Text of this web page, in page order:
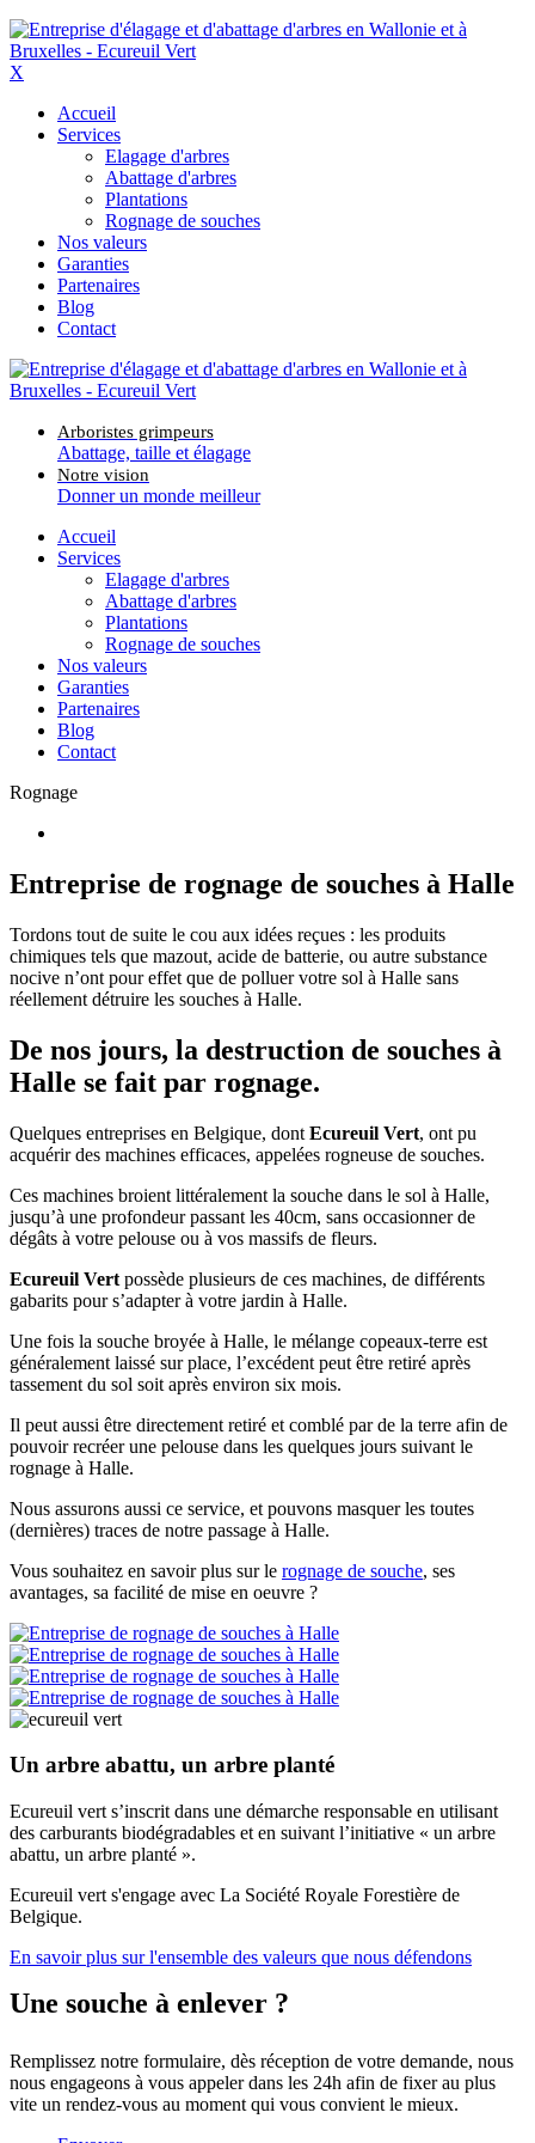
X
Accueil
Services
Elagage d'arbres
Abattage d'arbres
Plantations
Rognage de souches
Nos valeurs
Garanties
Partenaires
Blog
Contact
Arboristes grimpeurs
Abattage, taille et élagage
Notre vision
Donner un monde meilleur
Accueil
Services
Elagage d'arbres
Abattage d'arbres
Plantations
Rognage de souches
Nos valeurs
Garanties
Partenaires
Blog
Contact
Rognage
Entreprise de rognage de souches à Halle
Tordons tout de suite le cou aux idées reçues : les produits
chimiques tels que mazout, acide de batterie, ou autre substance
nocive n’ont pour effet que de polluer votre sol à Halle sans
réellement détruire les souches à Halle.
De nos jours, la destruction de souches à
Halle se fait par rognage.
Quelques entreprises en Belgique, dont Ecureuil Vert, ont pu
acquérir des machines efficaces, appelées rogneuse de souches.
Ces machines broient littéralement la souche dans le sol à Halle,
jusqu’à une profondeur passant les 40cm, sans occasionner de
dégâts à votre pelouse ou à vos massifs de fleurs.
Ecureuil Vert possède plusieurs de ces machines, de différents
gabarits pour s’adapter à votre jardin à Halle.
Une fois la souche broyée à Halle, le mélange copeaux-terre est
généralement laissé sur place, l’excédent peut être retiré après
tassement du sol soit après environ six mois.
Il peut aussi être directement retiré et comblé par de la terre afin de
pouvoir recréer une pelouse dans les quelques jours suivant le
rognage à Halle.
Nous assurons aussi ce service, et pouvons masquer les toutes
(dernières) traces de notre passage à Halle.
Vous souhaitez en savoir plus sur le rognage de souche, ses
avantages, sa facilité de mise en oeuvre ?
Un arbre abattu, un arbre planté
Ecureuil vert s’inscrit dans une démarche responsable en utilisant
des carburants biodégradables et en suivant l’initiative « un arbre
abattu, un arbre planté ».
Ecureuil vert s'engage avec La Société Royale Forestière de
Belgique.
En savoir plus sur l'ensemble des valeurs que nous défendons
Une souche à enlever ?
Remplissez notre formulaire, dès réception de votre demande, nous
nous engageons à vous appeler dans les 24h afin de fixer au plus
vite un rendez-vous au moment qui vous convient le mieux.